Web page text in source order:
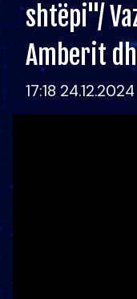
shtëpi"/
Amberit
17:18 24.12.2024